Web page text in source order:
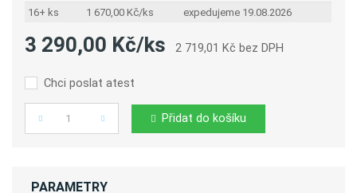
16+ ks
1 670,00 Kč/ks expedujeme 19.08.2026
3 290,00 Kč/ks 2 719,01 Kč bez DPH
Chci poslat atest
Počet Přidat do košíku
PARAMETRY